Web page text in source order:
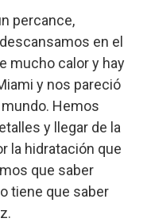
percance,
en el
mucho calor y hay
y nos pareció
Hemos
y llegar de la
la hidratación que
que saber
tiene que saber